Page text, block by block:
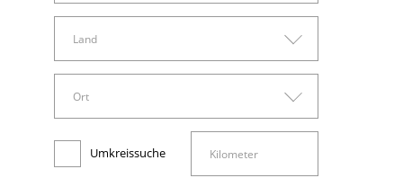
Land
Ort
Ort
Umkreissuche
Arbeitswelt